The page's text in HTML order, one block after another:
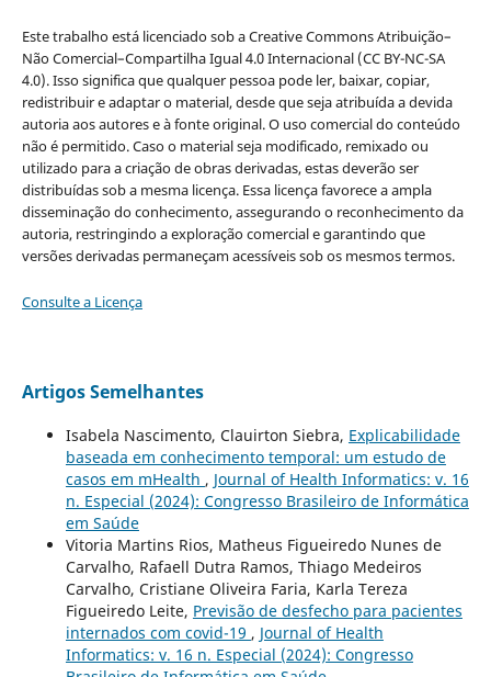
Este trabalho está licenciado sob a Creative Commons Atribuição–
Não Comercial–Compartilha Igual 4.0 Internacional (CC BY-NC-SA
4.0). Isso significa que qualquer pessoa pode ler, baixar, copiar,
redistribuir e adaptar o material, desde que seja atribuída a devida
autoria aos autores e à fonte original. O uso comercial do conteúdo
não é permitido. Caso o material seja modificado, remixado ou
utilizado para a criação de obras derivadas, estas deverão ser
distribuídas sob a mesma licença. Essa licença favorece a ampla
disseminação do conhecimento, assegurando o reconhecimento da
autoria, restringindo a exploração comercial e garantindo que
versões derivadas permaneçam acessíveis sob os mesmos termos.
Consulte a Licença
Artigos Semelhantes
Isabela Nascimento, Clauirton Siebra, Explicabilidade
baseada em conhecimento temporal: um estudo de
casos em mHealth , Journal of Health Informatics: v. 16
n. Especial (2024): Congresso Brasileiro de Informática
em Saúde
Vitoria Martins Rios, Matheus Figueiredo Nunes de
Carvalho, Rafaell Dutra Ramos, Thiago Medeiros
Carvalho, Cristiane Oliveira Faria, Karla Tereza
Figueiredo Leite, Previsão de desfecho para pacientes
internados com covid-19 , Journal of Health
Informatics: v. 16 n. Especial (2024): Congresso